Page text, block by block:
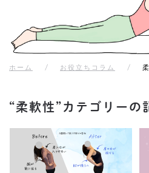
ホーム お役立ちコラム
“柔軟性”カテゴリーの